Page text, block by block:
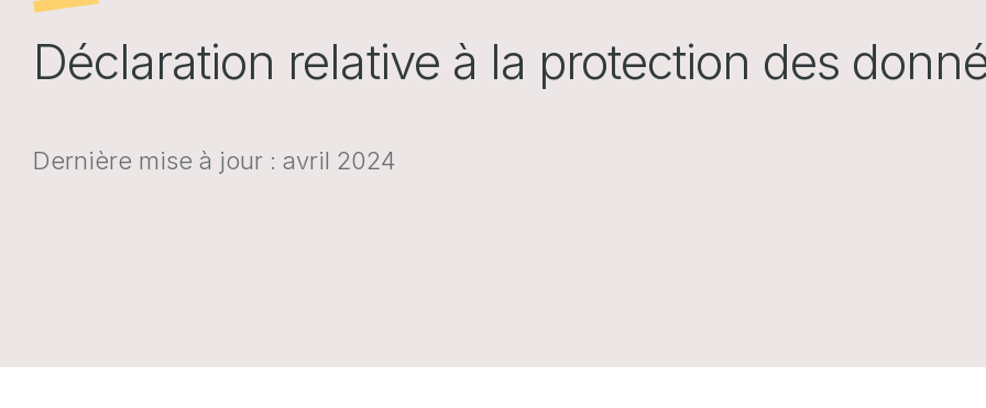
Déclaration relative à la protection des
Dernière mise à jour : avril 2024